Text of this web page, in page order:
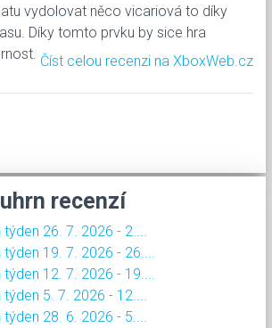
vydolovat něco vicariová to díky
Díky tomto prvku by sice hra
Číst celou recenzi na XboxWeb.cz
recenzí
26. 7. 2026 - 2....
19. 7. 2026 - 26....
12. 7. 2026 - 19....
5. 7. 2026 - 12....
28. 6. 2026 - 5....